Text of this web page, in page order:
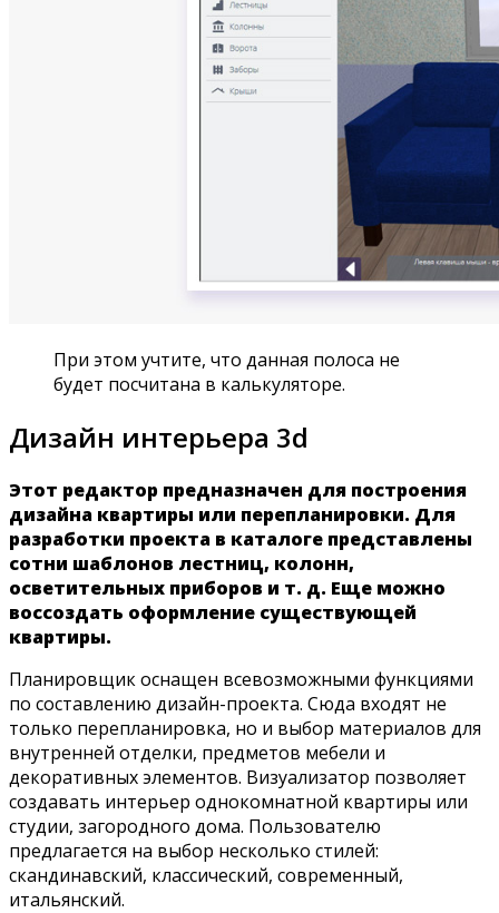
При этом учтите, что данная полоса не
будет посчитана в калькуляторе.
Дизайн интерьера 3d
Этот редактор предназначен для построения
дизайна квартиры или перепланировки. Для
разработки проекта в каталоге представлены
сотни шаблонов лестниц, колонн,
осветительных приборов и т. д. Еще можно
воссоздать оформление существующей
квартиры.
Планировщик оснащен всевозможными функциями
по составлению дизайн-проекта. Сюда входят не
только перепланировка, но и выбор материалов для
внутренней отделки, предметов мебели и
декоративных элементов. Визуализатор позволяет
создавать интерьер однокомнатной квартиры или
студии, загородного дома. Пользователю
предлагается на выбор несколько стилей:
скандинавский, классический, современный,
итальянский.